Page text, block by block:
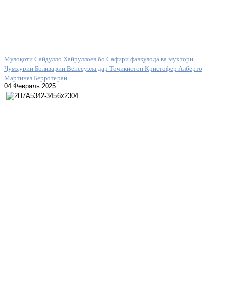
Мулоқоти Сайдулло Хайруллоев бо Сафири фавқулода ва мухтори
Ҷумҳурии Боливарии Венесуэла дар Тоҷикистон Кристофер Алберто
Мартинез Берротеран
04 Февраль 2025